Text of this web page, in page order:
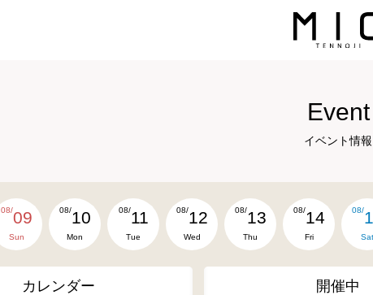
Event
イベント情報
08/09
Sun
08/ 10
Mon
08/ 11
Tue
08/ 12
Wed
08/ 13
Thu
08/ 14
Fri
08/
Sat
カレンダー 開催中